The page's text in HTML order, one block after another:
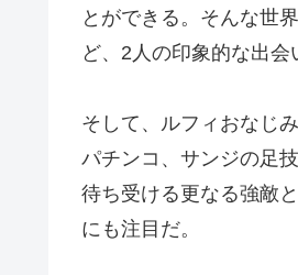
とができる。そんな世
ど、2人の印象的な出会
そして、ルフィおなじ
パチンコ、サンジの足
待ち受ける更なる強敵
にも注目だ。